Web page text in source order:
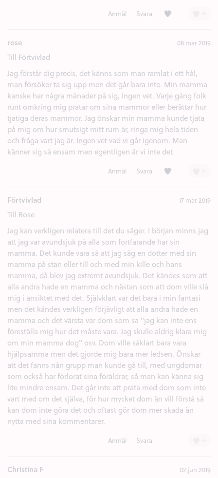
Anmäl Svara Kärlek (1)
rose 08 mar 2019
Till Förtvivlad
Jag förstår dig precis, det känns som man ramlat i ett hål,
man försöker ta sig upp men det går bara inte. Min mamma
kanske har några månader på sig, ingen vet. Varje gång folk
runt omkring mig pratar om sina mammor eller berättar hur
tjatiga deras mammor. Jag önskar min mamma kunde tjata
på mig om hur smutsigt mitt rum är, ringa mig hela tiden
och fråga vart jag är. Ingen vet vad vi går igenom. Man
känner sig så ensam men egentligen är vi inte det
Anmäl Svara Kärlek (2)
Förtvivlad 17 mar 2019
Till Rose
Jag kan verkligen relatera till det du säger. I början minns jag
att jag var avundsjuk på alla som fortfarande har sin
mamma. Det kunde vara så att jag såg en dotter med sin
mamma på stan eller till och med min kille och hans
mamma, då blev jag extremt avundsjuk. Det kändes som att
alla andra hade en mamma och nästan som att dom ville slå
mig i ansiktet med det. Självklart var det bara i min fantasi
men det kändes verkligen förjävligt att alla andra hade en
mamma och det värsta var dom som sa "jag kan inte ens
föreställa mig hur det måste vara. Jag skulle aldrig klara mig
om min mamma dog" osv. Dom ville såklart bara vara
hjälpsamma men det gjorde mig bara mer ledsen. Önskar
att det fanns nån grupp man kunde gå till, med ungdomar
som också har förlorat sina föräldrar, så man kan känna sig
lite mindre ensam. Det går inte att prata med dom som inte
vart med om det själva, för hur mycket dom än vill förstå så
kan dom inte göra det och oftast gör dom mer skada än
nytta med sina kommentarer.
Anmäl Svara
Christina F 02 jun 2019